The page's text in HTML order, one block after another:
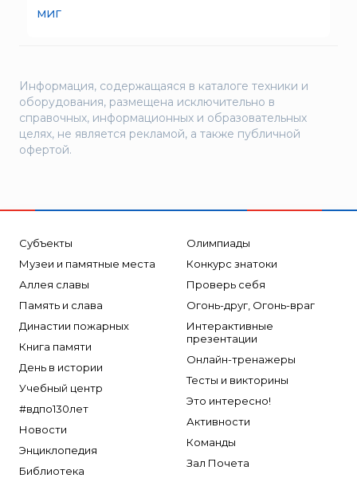
МИГ
Информация, содержащаяся в каталоге техники и
оборудования, размещена исключительно в
справочных, информационных и образовательных
целях, не является рекламой, а также публичной
офертой.
Субъекты
Музеи и памятные места
Аллея славы
Память и слава
Династии пожарных
Книга памяти
День в истории
Учебный центр
#вдпо130лет
Новости
Энциклопедия
Библиотека
Олимпиады
Конкурс знатоки
Проверь себя
Огонь-друг, Огонь-враг
Интерактивные
презентации
Онлайн-тренажеры
Тесты и викторины
Это интересно!
Активности
Команды
Зал Почета